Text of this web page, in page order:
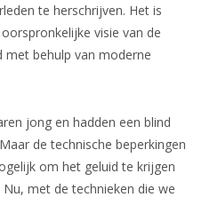
te herschrijven. Het is
visie van de
met behulp van moderne
jong en hadden een blind
de technische beperkingen
om het geluid te krijgen
met de technieken die we